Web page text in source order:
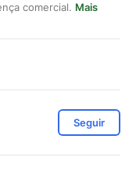
comercial. Mais
Seguir